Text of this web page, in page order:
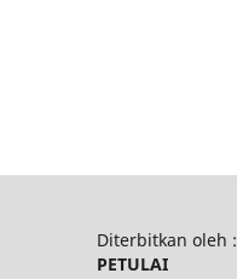
Diterbitkan oleh :
PETULAI